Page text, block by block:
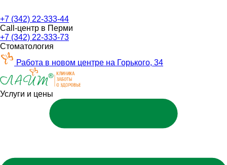
+7 (342) 22-333-44
Call-центр в Перми
+7 (342) 22-333-73
Стоматология
Работа в новом центре на Горького, 34
Услуги и цены